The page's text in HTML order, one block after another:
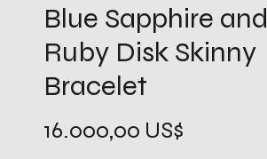
Blue Sapphire and
Ruby Disk Skinny
Bracelet
16.000,00 US$